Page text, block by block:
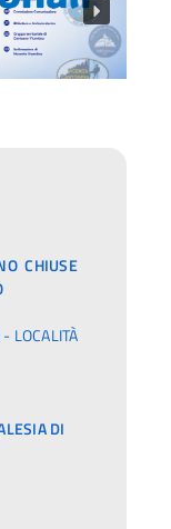
CHIUSE
LOCALITÀ
DI